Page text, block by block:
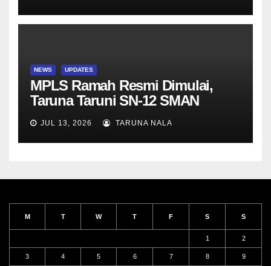
NEWS UPDATES
MPLS Ramah Resmi Dimulai,
Taruna Taruni SN-12 SMAN
Taruna Nala Jawa Timur Siap
Menjalani Tahun Ajaran Baru
JUL 13, 2026 TARUNA NALA
M T W T F S S
1 2
3 4 5 6 7 8 9